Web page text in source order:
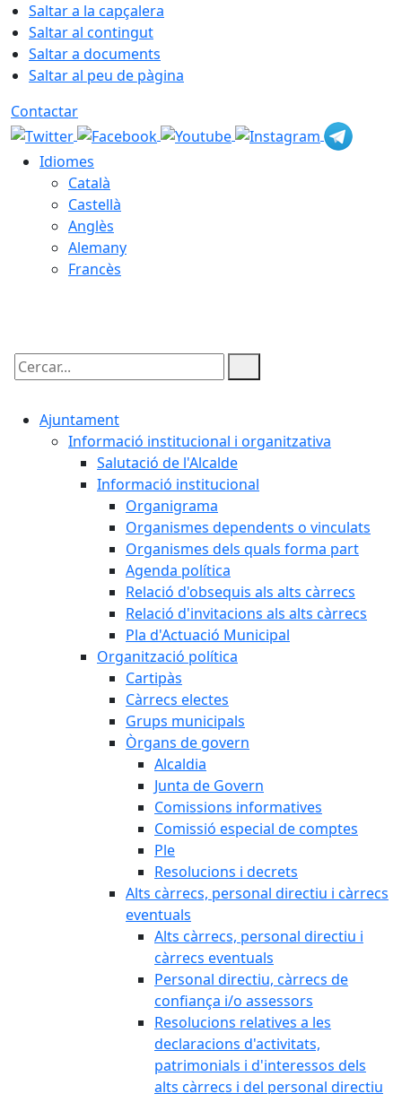
Saltar a la capçalera
Saltar al contingut
Saltar a documents
Saltar al peu de pàgina
Contactar
Idiomes
Català
Castellà
Anglès
Alemany
Francès
Cercar:
Ajuntament
Informació institucional i organitzativa
Salutació de l'Alcalde
Informació institucional
Organigrama
Organismes dependents o vinculats
Organismes dels quals forma part
Agenda política
Relació d'obsequis als alts càrrecs
Relació d'invitacions als alts càrrecs
Pla d'Actuació Municipal
Organització política
Cartipàs
Càrrecs electes
Grups municipals
Òrgans de govern
Alcaldia
Junta de Govern
Comissions informatives
Comissió especial de comptes
Ple
Resolucions i decrets
Alts càrrecs, personal directiu i càrrecs
eventuals
Alts càrrecs, personal directiu i
càrrecs eventuals
Personal directiu, càrrecs de
confiança i/o assessors
Resolucions relatives a les
declaracions d'activitats,
patrimonials i d'interessos dels
alts càrrecs i del personal directiu